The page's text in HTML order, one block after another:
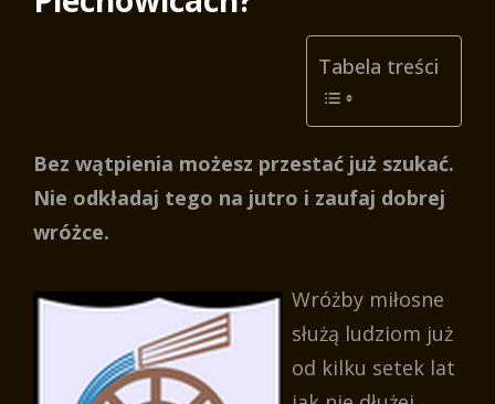
Tabela treści
Bez wątpienia możesz przestać już szukać.
Nie odkładaj tego na jutro i zaufaj dobrej
wróżce.
Wróżby miłosne
służą ludziom już
od kilku setek lat